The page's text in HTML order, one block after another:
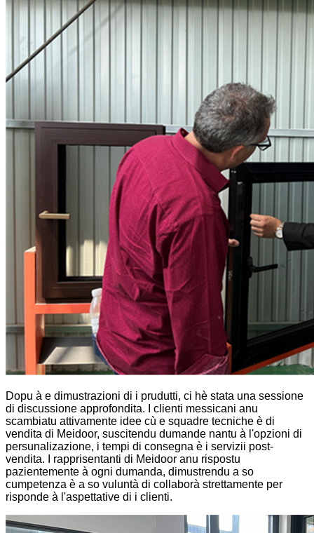
Dopu à e dimustrazioni di i prudutti, ci hè stata una sessione
di discussione approfondita. I clienti messicani anu
scambiatu attivamente idee cù e squadre tecniche è di
vendita di Meidoor, suscitendu dumande nantu à l'opzioni di
persunalizazione, i tempi di consegna è i servizii post-
vendita. I rapprisentanti di Meidoor anu rispostu
pazientemente à ogni dumanda, dimustrendu a so
cumpetenza è a so vuluntà di collaborà strettamente per
risponde à l'aspettative di i clienti.